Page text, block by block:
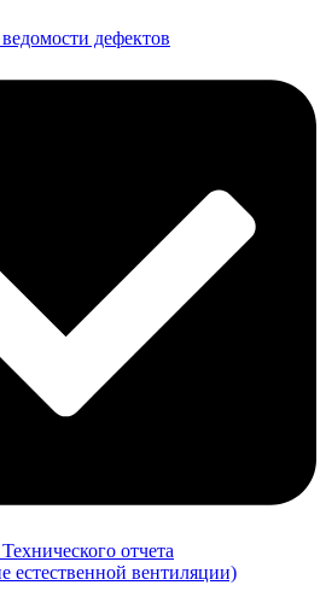
дефектов
отчета
естественной вентиляции)